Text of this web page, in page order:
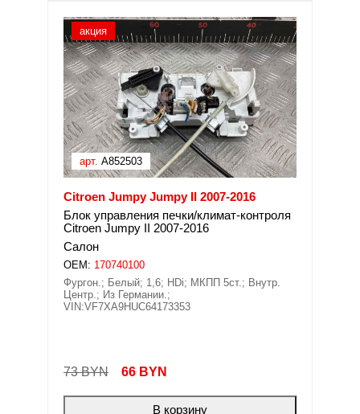
акция
арт. A852503
Citroen Jumpy Jumpy II 2007-2016
Блок управления печки/климат-контроля
Citroen Jumpy II 2007-2016
Салон
OEM: 170740100
Фургон.; Белый; 1,6; HDi; МКПП 5ст.; Внутр.
Центр.; Из Германии.;
VIN:VF7XA9HUC64173353
73 BYN 66 BYN
В корзину